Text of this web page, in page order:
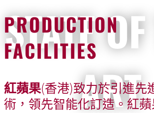
STATE
ART
PRODUCTION
FACILITIES
紅蘋果(香港)致力於引進先
術，領先智能化訂造。紅